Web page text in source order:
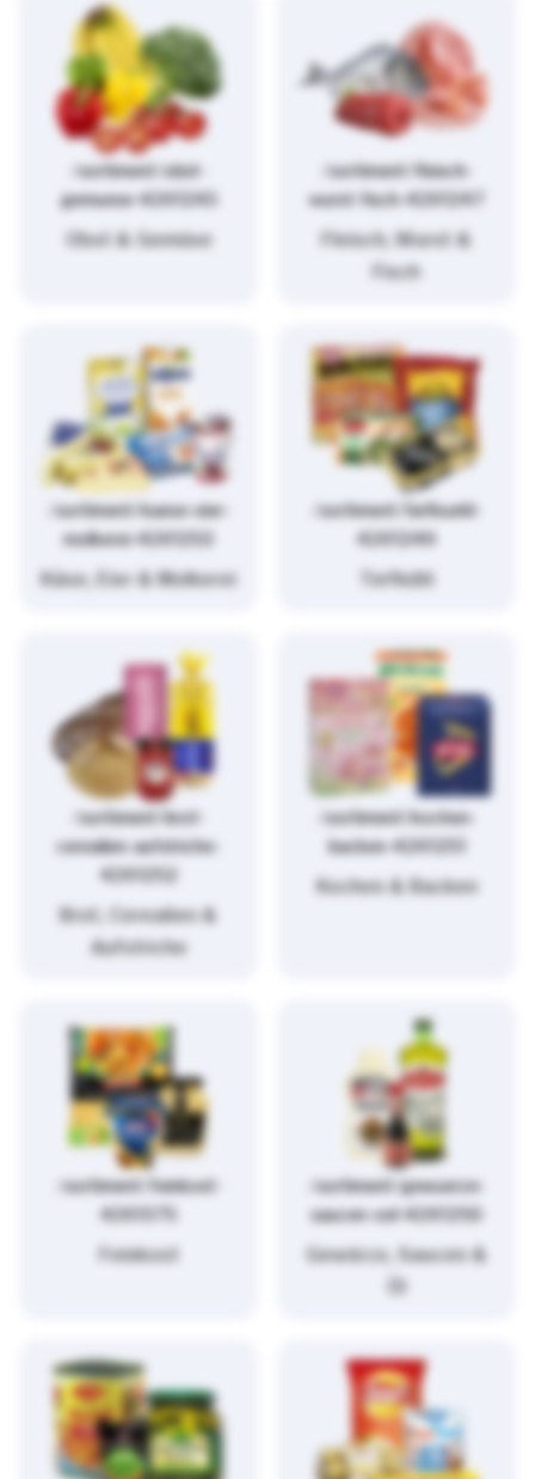
/sortiment/obst-
gemuese-4261243
Obst & Gemüse
/sortiment/fleisch-
wurst-fisch-4261247
Fleisch, Wurst &
Fisch
/sortiment/kaese-eier-
molkerei-4261253
Käse, Eier & Molkerei
/sortiment/tiefkuehl-
4261249
Tiefkühl
/sortiment/brot-
cerealien-aufstriche-
4261252
Brot, Cerealien &
Aufstriche
/sortiment/kochen-
backen-4261251
Kochen & Backen
/sortiment/feinkost-
4261375
Feinkost
/sortiment/gewuerze-
saucen-oel-4261250
Gewürze, Saucen &
Öl